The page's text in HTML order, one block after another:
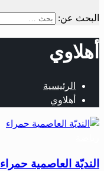
البحث عن:
أهلاوي
الرئيسية
أهلاوي
النديّة العاصمية حمراء